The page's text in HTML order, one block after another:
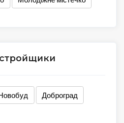
Доброград